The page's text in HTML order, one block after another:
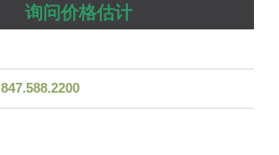
询问价格估计
847.588.2200